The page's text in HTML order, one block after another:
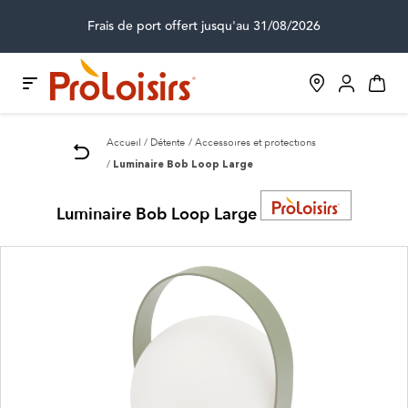
Frais de port offert jusqu'au 31/08/2026
Accueil Détente Accessoires et protections
Luminaire Bob Loop Large
Luminaire Bob Loop Large